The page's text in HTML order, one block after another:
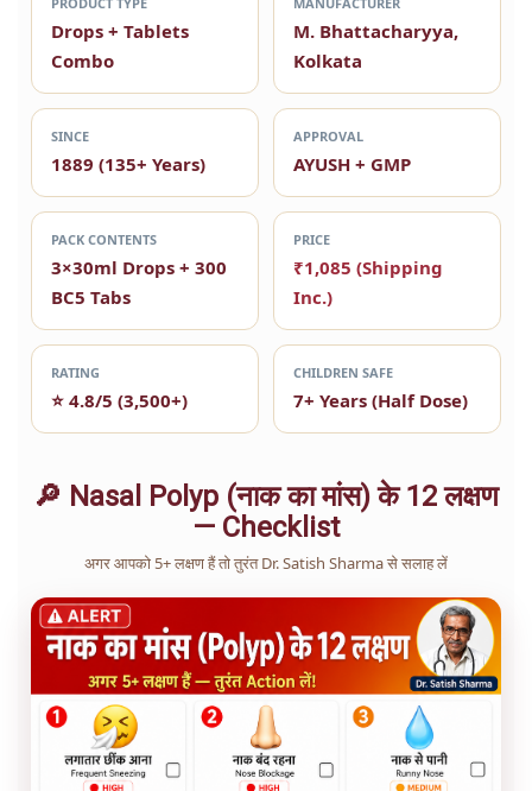
Drops + Tablets
Combo
M. Bhattacharyya,
Kolkata
SINCE
1889 (135+ Years)
APPROVAL
AYUSH + GMP
PACK CONTENTS
3×30ml Drops + 300
BC5 Tabs
PRICE
₹1,085 (Shipping
Inc.)
RATING
⭐ 4.8/5 (3,500+)
CHILDREN SAFE
7+ Years (Half Dose)
🔎 Nasal Polyp (नाक का मांस) के 12 लक्षण
— Checklist
अगर आपको 5+ लक्षण हैं तो तुरंत Dr. Satish Sharma से सलाह लें